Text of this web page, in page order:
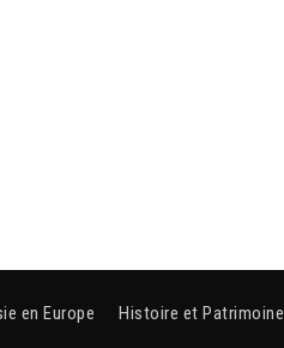
en Europe Histoire et Patrimoine